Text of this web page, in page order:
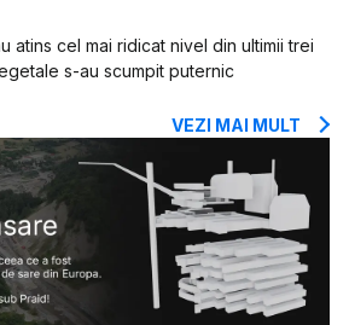
atins cel mai ridicat nivel din ultimii trei
s-au scumpit puternic
VEZI MAI MULT